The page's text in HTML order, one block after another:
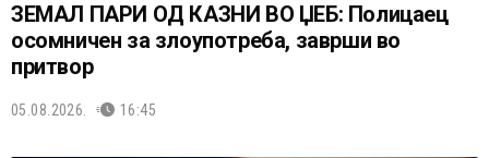
ЗЕМАЛ ПАРИ ОД КАЗНИ ВО ЏЕБ: Полицаец
осомничен за злоупотреба, заврши во
притвор
05.08.2026. 16:45